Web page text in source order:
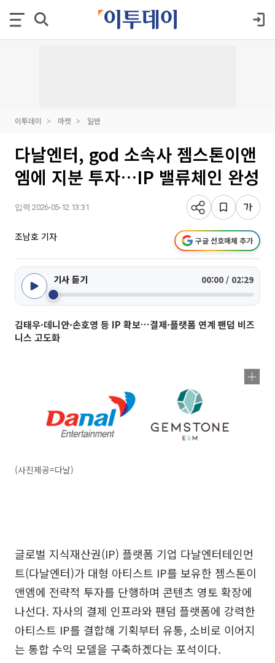
이투데이 마켓 일반
다날엔터, god 소속사 젬스톤이앤
엠에 지분 투자…IP 밸류체인 완성
입력 2026-05-12 13:31
조남호 기자 구글 선호매체 추가
기사 듣기 00:00 / 02:29
김태우·데니안·손호영 등 IP 확보…결제·플랫폼 연계 팬덤 비즈
니스 고도화
(사진제공=다날)
글로벌 지식재산권(IP) 플랫폼 기업 다날엔터테인먼
트(다날엔터)가 대형 아티스트 IP를 보유한 젬스톤이
앤엠에 전략적 투자를 단행하며 콘텐츠 영토 확장에
나선다. 자사의 결제 인프라와 팬덤 플랫폼에 강력한
아티스트 IP를 결합해 기획부터 유통, 소비로 이어지
는 통합 수익 모델을 구축하겠다는 포석이다.